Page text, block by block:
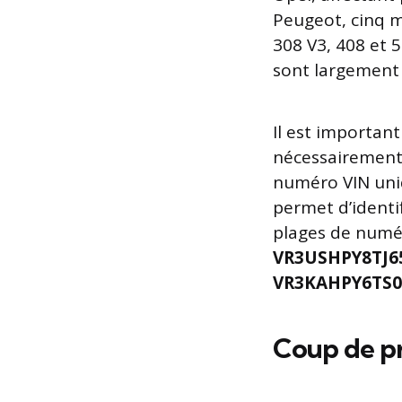
Peugeot, cinq
308 V3, 408 et
sont
Il est important
numéro VIN
permet
plages de
Coup de